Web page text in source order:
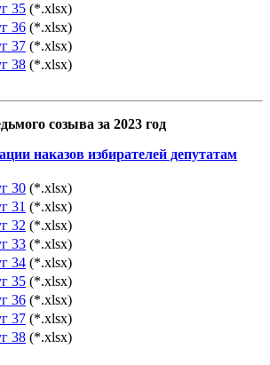
35 (*.xlsx)
36 (*.xlsx)
37 (*.xlsx)
38 (*.xlsx)
созыва за 2023 год
наказов избирателей депутатам
30 (*.xlsx)
31 (*.xlsx)
32 (*.xlsx)
33 (*.xlsx)
34 (*.xlsx)
35 (*.xlsx)
36 (*.xlsx)
37 (*.xlsx)
38 (*.xlsx)